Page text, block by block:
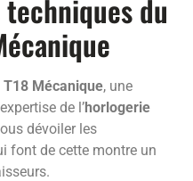
du
T18 Mécanique, une
de l’horlogerie
dévoiler les
font de cette montre un